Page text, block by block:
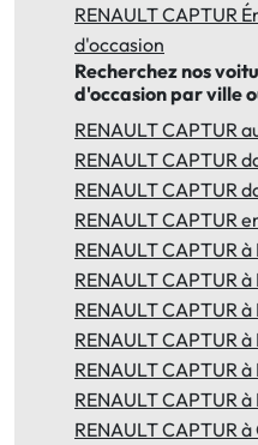
RENAULT CAPTUR
d'occasion
Recherchez nos
d'occasion par ville
RENAULT CAPTUR
RENAULT CAPTUR
RENAULT CAPTUR
RENAULT CAPTUR
RENAULT CAPTUR
RENAULT CAPTUR
RENAULT CAPTUR
RENAULT CAPTUR
RENAULT CAPTUR
RENAULT CAPTUR
RENAULT CAPTUR